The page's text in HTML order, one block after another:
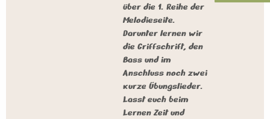
über die 1. Reihe der
Melodieseite.
Darunter lernen wir
die Griffschrift, den
Bass und im
Anschluss noch zwei
kurze Übungslieder.
Lasst euch beim
Lernen Zeit und